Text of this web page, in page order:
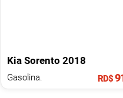
Kia Sorento 2018
Gasolina. RD$